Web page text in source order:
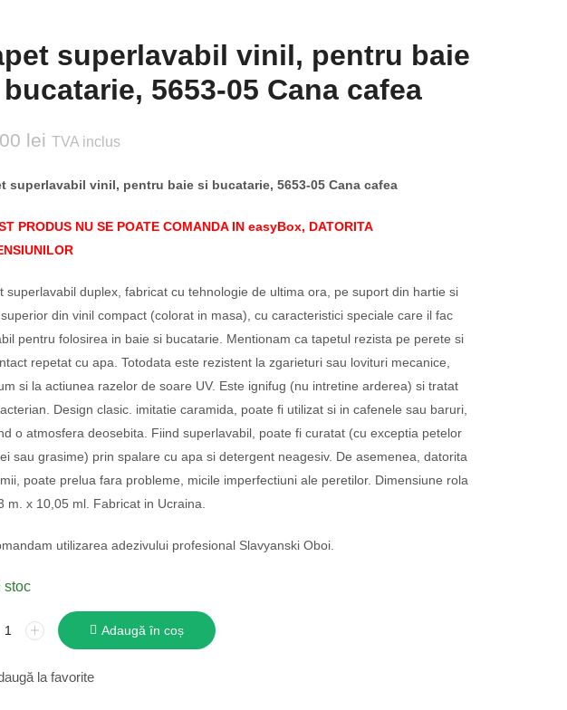
superlavabil vinil, pentru baie
5653-05 Cana cafea
lei TVA inclus
superlavabil vinil, pentru baie si bucatarie, 5653-05 Cana cafea
PRODUS NU SE POATE COMANDA IN easyBox, DATORITA
superlavabil duplex, fabricat cu tehnologie de ultima ora, pe suport din hartie si
din vinil compact (colorat in masa), cu caracteristici speciale care il fac
pentru folosirea in baie si bucatarie. Mentionam ca tapetul rezista pe perete si
repetat cu apa. Totodata este rezistent la zgarieturi sau lovituri mecanice,
si la actiunea razelor de soare UV. Este ignifug (nu intretine arderea) si tratat
Design clasic. imitatie caramida, poate fi utilizat si in cafenele sau baruri,
o atmosfera deosebita. Fiind superlavabil, poate fi curatat (cu exceptia petelor
sau grasime) prin spalare cu apa si detergent neagesiv. De asemenea, datorita
poate prelua fara probleme, micile imperfectiuni ale peretilor. Dimensiune rola
m. x 10,05 ml. Fabricat in Ucraina.
utilizarea adezivului profesional Slavyanski Oboi.
stoc
Adaugă în coș
la favorite